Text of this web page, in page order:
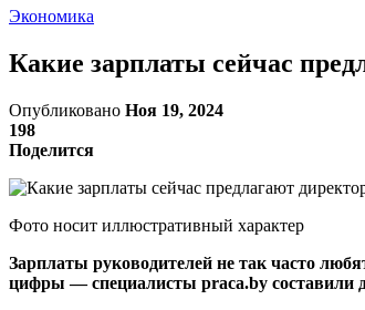
Экономика
Какие зарплаты сейчас
Опубликовано Ноя 19, 2024
198
Поделится
Фото носит иллюстративный характер
Зарплаты руководителей не так часто
цифры — специалисты praca.by составили